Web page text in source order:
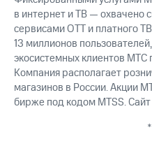
о
погашении
именных
облигаций
Другое
Регистратор
Реквизиты
в интернет и ТВ — охвачено
сервисами OTT и платного
13 миллионов
экосистемных клиентов
Компания располагает
магазинов в России. Акции
бирже под кодом MTSS.